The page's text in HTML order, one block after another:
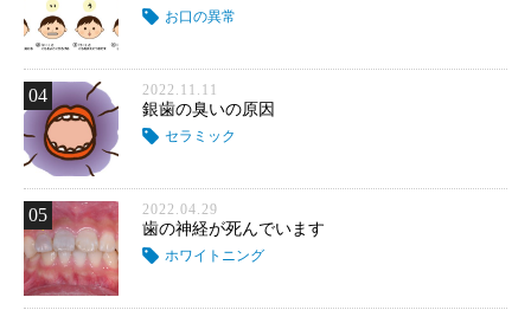
お口の異常
04 2022.11.11
銀歯の臭いの原因
セラミック
05 2022.04.29
歯の神経が死んでいます
ホワイトニング